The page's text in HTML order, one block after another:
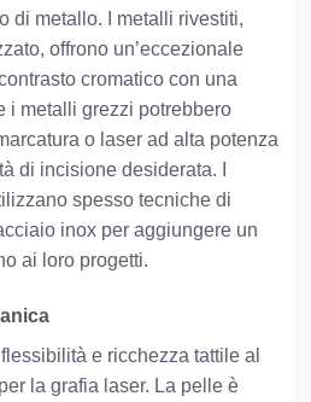
di metallo. I metalli rivestiti,
offrono un’eccezionale
cromatico con una
i metalli grezzi potrebbero
o laser ad alta potenza
di incisione desiderata. I
spesso tecniche di
inox per aggiungere un
ai loro progetti.
e ricchezza tattile al
la grafia laser. La pelle è